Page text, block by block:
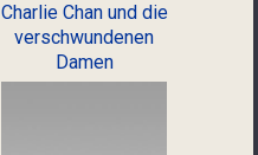
Charlie Chan und die
verschwundenen
Damen